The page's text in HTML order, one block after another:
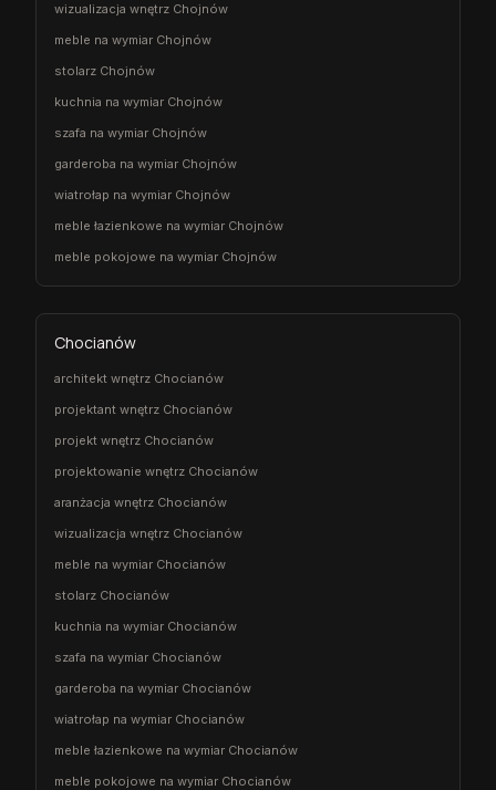
wizualizacja wnętrz Chojnów
meble na wymiar Chojnów
stolarz Chojnów
kuchnia na wymiar Chojnów
szafa na wymiar Chojnów
garderoba na wymiar Chojnów
wiatrołap na wymiar Chojnów
meble łazienkowe na wymiar Chojnów
meble pokojowe na wymiar Chojnów
Chocianów
architekt wnętrz Chocianów
projektant wnętrz Chocianów
projekt wnętrz Chocianów
projektowanie wnętrz Chocianów
aranżacja wnętrz Chocianów
wizualizacja wnętrz Chocianów
meble na wymiar Chocianów
stolarz Chocianów
kuchnia na wymiar Chocianów
szafa na wymiar Chocianów
garderoba na wymiar Chocianów
wiatrołap na wymiar Chocianów
meble łazienkowe na wymiar Chocianów
meble pokojowe na wymiar Chocianów